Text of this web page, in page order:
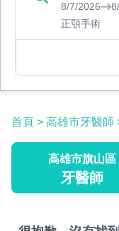
8/7/2026
正顎手術
首頁 > 高雄市牙醫師
高雄市旗山區
牙醫師